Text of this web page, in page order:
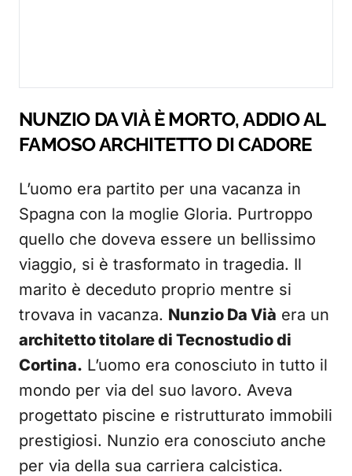
NUNZIO DA VIÀ È MORTO, ADDIO AL
FAMOSO ARCHITETTO DI CADORE
L’uomo era partito per una vacanza in
Spagna con la moglie Gloria. Purtroppo
quello che doveva essere un bellissimo
viaggio, si è trasformato in tragedia. Il
marito è deceduto proprio mentre si
trovava in vacanza. Nunzio Da Vià era un
architetto titolare di Tecnostudio di
Cortina. L’uomo era conosciuto in tutto il
mondo per via del suo lavoro. Aveva
progettato piscine e ristrutturato immobili
prestigiosi. Nunzio era conosciuto anche
per via della sua carriera calcistica.